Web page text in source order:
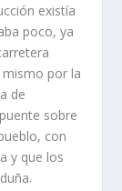
existía
poco, ya
mismo por la
de
sobre
con
y que los